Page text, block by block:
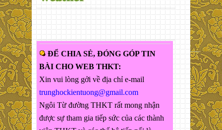
ĐỂ CHIA SẺ, ĐÓNG GÓP TIN
BÀI CHO WEB THKT:
Xin vui lòng gởi về địa chỉ e-mail
trunghockientuong@gmail.com
Ngôi Từ đường THKT rất mong nhận
được sự tham gia tiếp sức của các thành